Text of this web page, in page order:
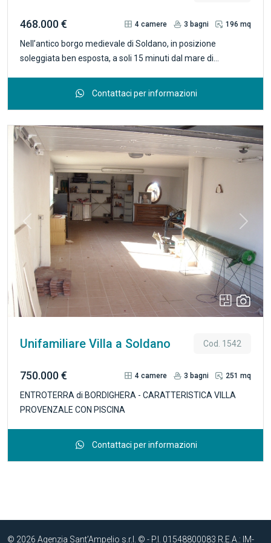
468.000 € 4camere 3 bagni 196 mq
Nell’antico borgo medievale di Soldano, in posizione
soleggiata ben esposta, a soli 15 minuti dal mare di
nella macchia mediterranea e con splendida vista
la conformazione permette per chi lo desiderasse,
l’inserimento di una piscina. La proprietà è provvista di
cancello automatico, la villa ha pannelli solari, impianto di
riscaldamento-raffrescamento, sistema d’allarme e
impianto audio. Si compone di due livelli così suddivisi: al
livello superiore si trova un bellissimo soggiorno con soffitto
in legno, cucina open- space, due camere da letto, due bagni
ed un angolo studio; al livello inferiore, si trova un secondo
appartamento ideale per gli ospiti con soggiorno, angolo
cottura, una camera da letto, un bagno, ripostiglio, una
lavanderia e il locale tecnico; completa la proprietà un
garage doppio. R.4702
Contattaci per informazioni
Previous Next
Unifamiliare Villa a Soldano Cod. 1542
750.000 € 4camere 3 bagni 251 mq
ENTROTERRA di BORDIGHERA - CARATTERISTICA VILLA
PROVENZALE CON PISCINA
Contattaci per informazioni
© 2026 Agenzia Sant’Ampelio s.r.l. © - P.I. 01548800083 R.E.A.: IM-